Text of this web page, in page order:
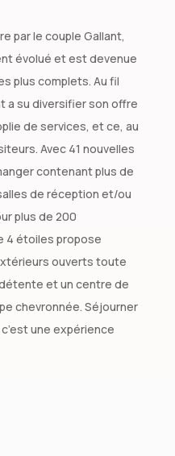
par le couple Gallant,
évolué et est devenue
plus complets. Au fil
a su diversifier son offre
de services, et ce, au
Avec 41 nouvelles
contenant plus de
de réception et/ou
plus de 200
4 étoiles propose
ouverts toute
détente et un centre de
chevronnée. Séjourner
une expérience